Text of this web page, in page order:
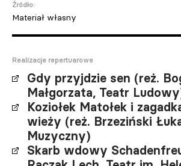
Źródło:
Materiał własny
Realizacje repertuarowe
Gdy przyjdzie sen (reż.
Małgorzata, Teatr
Koziołek Matołek i
wieży (reż. Brzeziński
Muzyczny)
Skarb wdowy